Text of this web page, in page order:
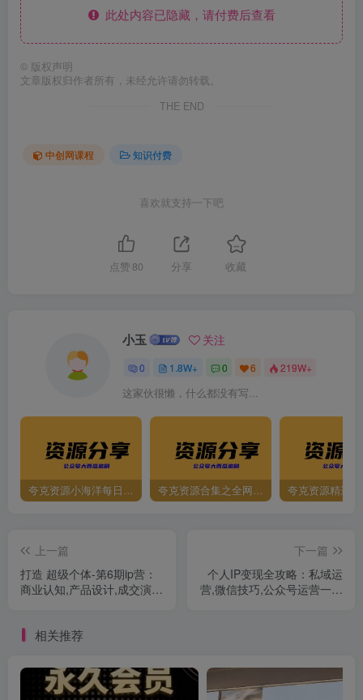
此处内容已隐藏，请付费后查看
© 版权声明
文章版权归作者所有，未经允许请勿转载。
THE END
中创网课程 知识付费
喜欢就支持一下吧
点赞 80 分享 收藏
小玉 关注
0 1.8W+ 0 6 219W+
这家伙很懒，什么都没有写...
夸克资源小海洋每日更新资源大汇总（持续更新） 夸克资源合集之全网影视 夸克资源精选
上一篇
打造 超级个体-第6期ip营：
商业认知,产品设计,成交演
下一篇
个人IP变现全攻略：私域运
营,微信技巧,公众号运营一网
相关推荐